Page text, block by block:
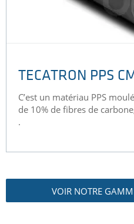
TECATRON PPS
C’est un matériau PPS
de 10% de fibres de
.
VOIR NOTRE